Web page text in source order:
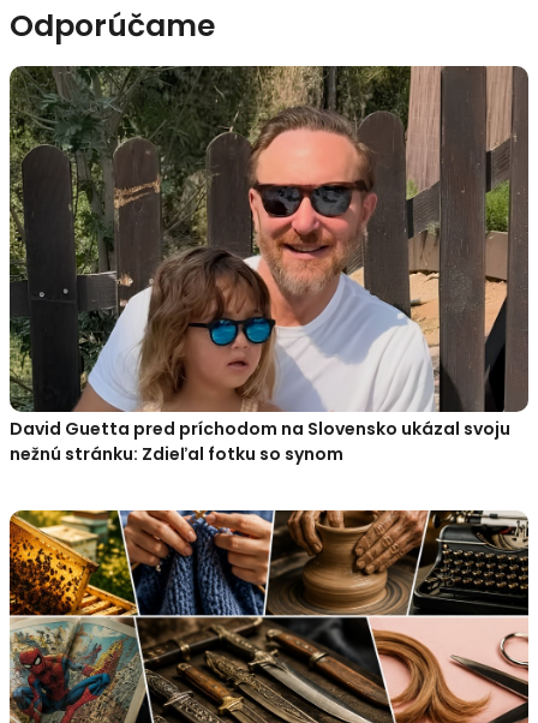
Odporúčame
David Guetta pred príchodom na Slovensko ukázal svoju
nežnú stránku: Zdieľal fotku so synom